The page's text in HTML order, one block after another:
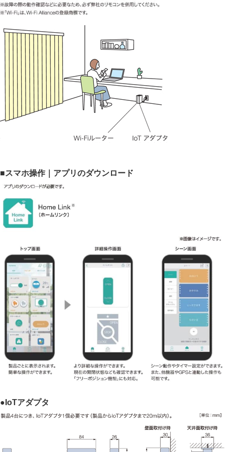
■スマホ操作｜アプリのダウンロード
●IoTアダプタ